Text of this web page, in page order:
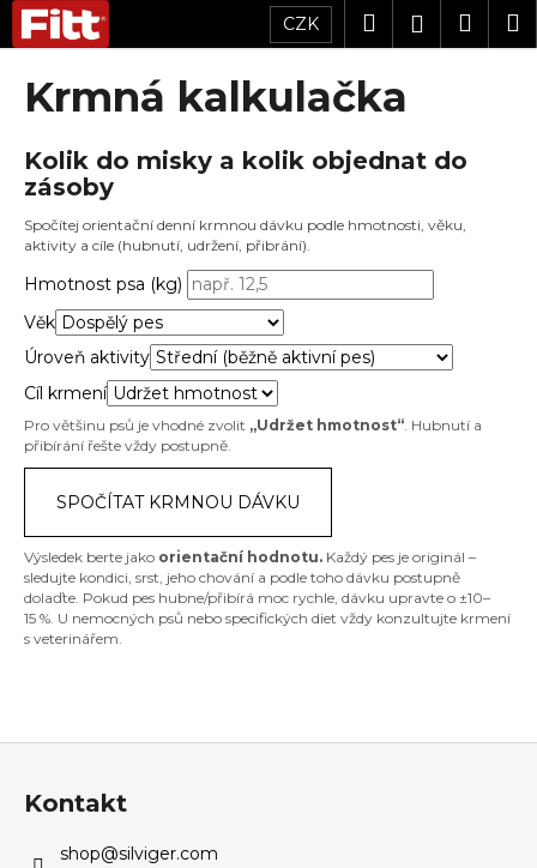
Přejít
obsah
CZK Hledat
Krmná kalkulačka
Kolik do misky a kolik objednat do
zásoby
Spočítej orientační denní krmnou dávku podle hmotnosti, věku,
aktivity a cíle (hubnutí, udržení, přibrání).
Hmotnost psa (kg)
Věk
Úroveň aktivity
Cíl krmení
Pro většinu psů je vhodné zvolit „Udržet hmotnost“. Hubnutí a
přibírání řešte vždy postupně.
SPOČÍTAT KRMNOU DÁVKU
Výsledek berte jako orientační hodnotu. Každý pes je originál –
sledujte kondici, srst, jeho chování a podle toho dávku postupně
dolaďte. Pokud pes hubne/přibírá moc rychle, dávku upravte o ±10–
15 %. U nemocných psů nebo specifických diet vždy konzultujte krmení
s veterinářem.
K
o
o
p
o
t
ř
e
b
u
j
e
t
n
a
j
í
Kontakt
shop@silviger.com